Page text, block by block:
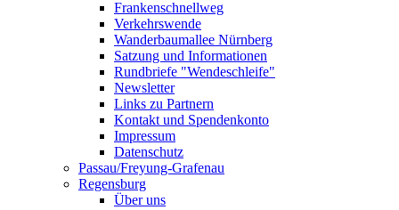
Frankenschnellweg
Verkehrswende
Wanderbaumallee Nürnberg
Satzung und Informationen
Rundbriefe "Wendeschleife"
Newsletter
Links zu Partnern
Kontakt und Spendenkonto
Impressum
Datenschutz
Passau/Freyung-Grafenau
Regensburg
Über uns